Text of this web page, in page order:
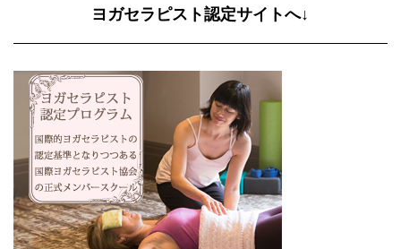
ヨガセラピスト認定サイトへ↓